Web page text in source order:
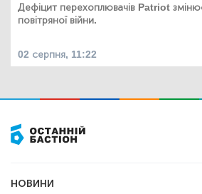
Дефіцит перехоплювачів Patriot
повітряної війни.
02 серпня, 11:22
НОВИНИ